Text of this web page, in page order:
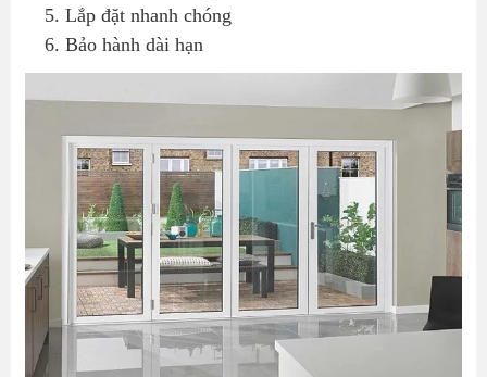
Lắp đặt nhanh chóng
Bảo hành dài hạn